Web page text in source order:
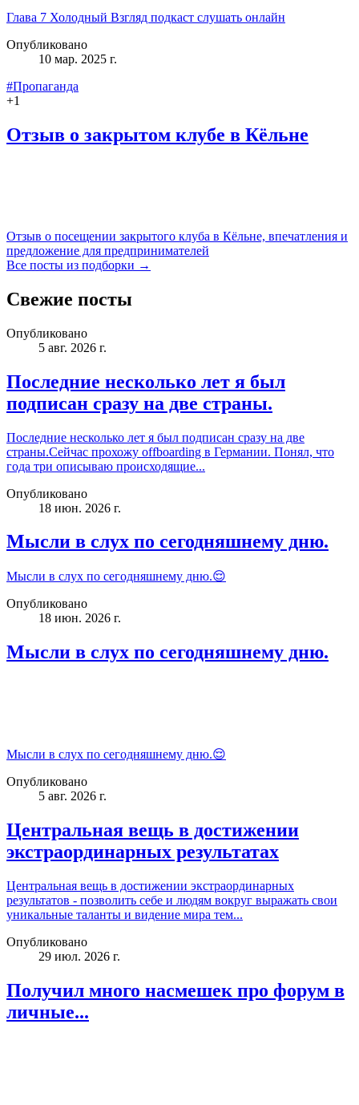
Глава 7 Холодный Взгляд подкаст слушать онлайн
Опубликовано
10 мар. 2025 г.
#Пропаганда
+1
Отзыв о закрытом клубе в Кёльне
Отзыв о посещении закрытого клуба в Кёльне, впечатления и
предложение для предпринимателей
Все посты из подборки →
Свежие посты
Опубликовано
5 авг. 2026 г.
Последние несколько лет я был
подписан сразу на две страны.
Последние несколько лет я был подписан сразу на две
страны.Сейчас прохожу offboarding в Германии. Понял, что
года три описываю происходящие...
Опубликовано
18 июн. 2026 г.
Мысли в слух по сегодняшнему дню.
Мысли в слух по сегодняшнему дню.😌
Опубликовано
18 июн. 2026 г.
Мысли в слух по сегодняшнему дню.
Мысли в слух по сегодняшнему дню.😌
Опубликовано
5 авг. 2026 г.
Центральная вещь в достижении
экстраординарных результатах
Центральная вещь в достижении экстраординарных
результатов - позволить себе и людям вокруг выражать свои
уникальные таланты и видение мира тем...
Опубликовано
29 июл. 2026 г.
Получил много насмешек про форум в
личные...